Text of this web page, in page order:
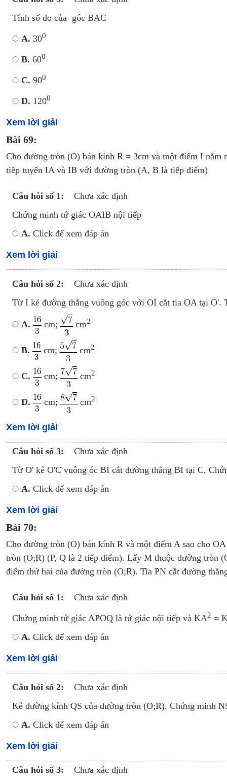
Tính số đo của góc BAC
A. 300
B. 600
C. 900
D. 1200
Xem lời giải
Bài 69:
Cho đường tròn (O) bán kính R = 3cm và một điểm I
tiếp tuyến IA và IB với đường tròn (A, B là tiếp điểm)
Câu hỏi số 1:
Chưa xác định
Chứng minh tứ giác OAIB nội tiếp
A. Click để xem đáp án
Xem lời giải
Câu hỏi số 2:
Chưa xác định
Từ I kẻ đường thẳng vuông góc với OI cắt tia OA tại O'.
A. cm; cm2
B. cm; cm2
C. cm; cm2
D. cm; cm2
Xem lời giải
Câu hỏi số 3:
Chưa xác định
Từ O' kẻ O'C vuông óc BI cắt đường thẳng BI tại C.
A. Click để xem đáp án
Xem lời giải
Bài 70:
Cho đường tròn (O) bán kính R và một điểm A sao cho
tròn (O;R) (P, Q là 2 tiếp điểm). Lấy M thuộc đường tròn
điểm thứ hai của đường tròn (O;R). Tia PN cắt đường
Câu hỏi số 1: Chưa xác định
Chứng minh tứ giác APOQ là tứ giác nội tiếp và KA2 =
A. Click để xem đáp án
Xem lời giải
Câu hỏi số 2:
Chưa xác định
Kẻ đường kính QS của đường tròn (O;R). Chứng minh
A. Click để xem đáp án
Xem lời giải
Câu hỏi số 3:
Chưa xác định